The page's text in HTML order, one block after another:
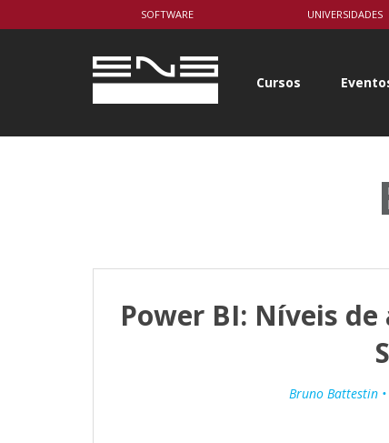
body { background-color: white; }
SOFTWARE UNIVERSIDADES
Cursos
Power BI: Níveis de
Bruno Battestin •